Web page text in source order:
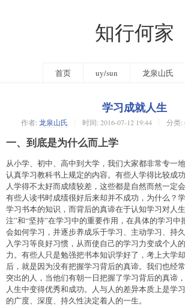
知行何家
首页 uy/sun 龙泉山氏
学习成就人生
作者: 龙泉山氏 时间: 2016-07-12 19:44 分类:
一、到底是为什么而上学
从小学、初中、高中到大学，我们大家都非常专一
认真学习教科书上规定的内容。有些人学得比较成
人学得不太好而成绩较差，这些都是自然而然一定
有些人读书时成绩很好后来却并不成功，为什么？
学习书本的知识，而背后的真谛在于认知学习对人
注”和“坚持”在学习中的重要作用，在具体的学习中
会如何学习，并逐步养成乐于学习、主动学习、持
入学习等良好习惯，从而使自己的学习力变成个人
力。有些人只是勉强把书本知识学好了，考上大学
后，就是因为没有把握学习背后的真谛。我们也经
突出的人，当他们有朝一日把握了学习背后的真谛
人生中变得优秀和成功。人与人的差异本质上是学
的广度、深度、持久性决定着人的一生。